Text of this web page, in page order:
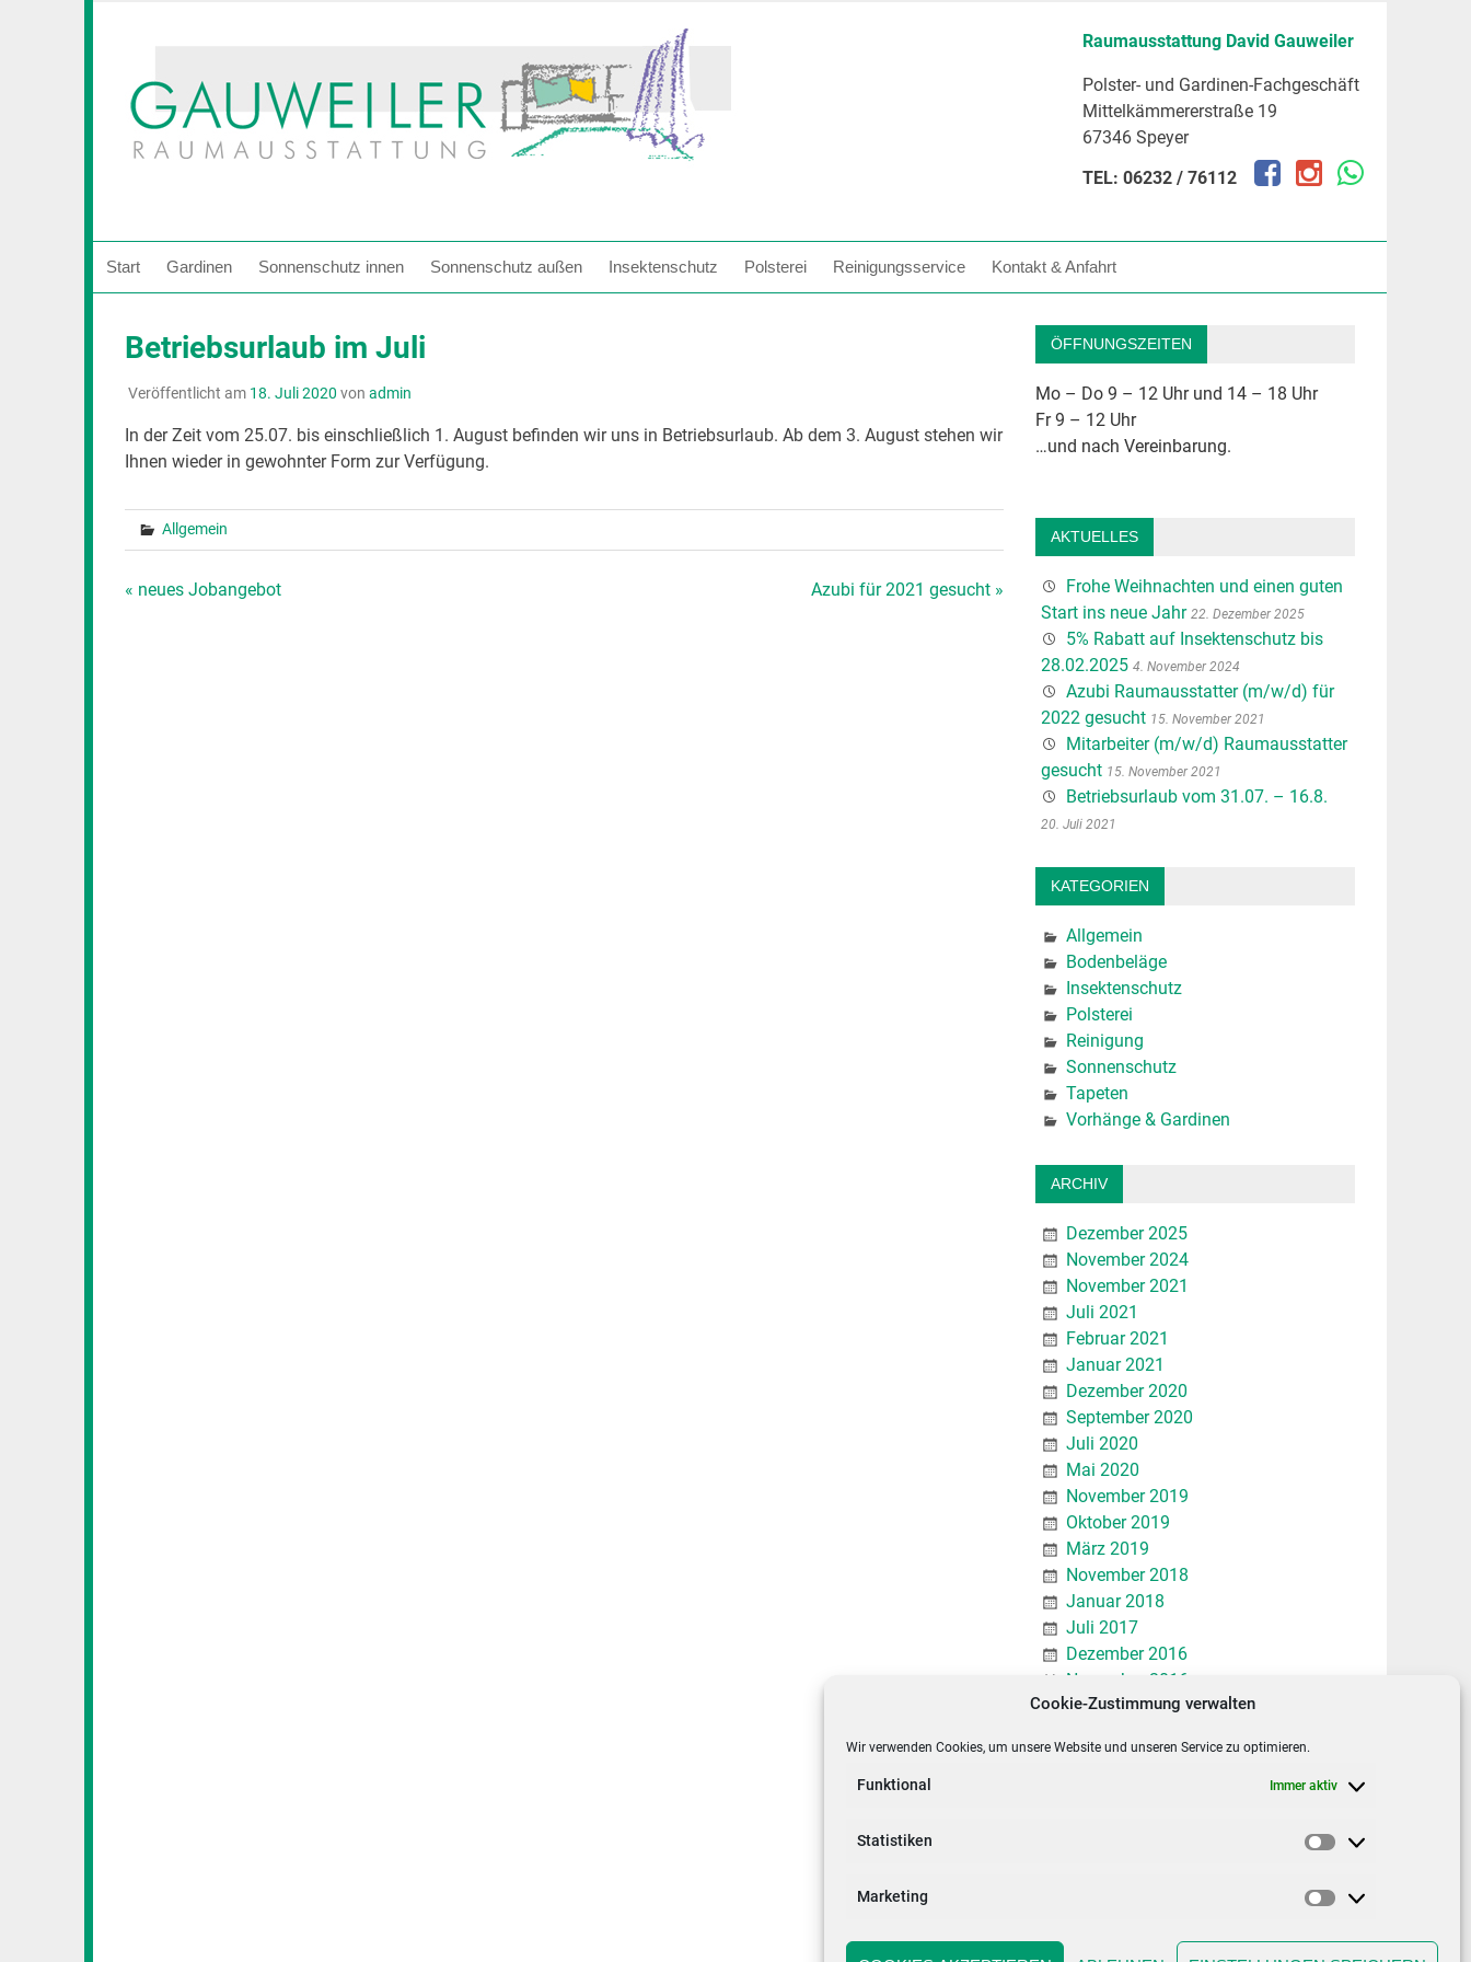
Cookie-Zustimmung verwalten
Wir verwenden Cookies, um unsere Website und unseren Service zu optimieren.
Funktional Immer aktiv
Statistiken
Statistiken
Marketing
Marketing
Raumausstattung David Gauweiler
Polster- und Gardinen-Fachgeschäft
Mittelkämmererstraße 19
67346 Speyer
TEL: 06232 / 76112
Start Gardinen Sonnenschutz innen Sonnenschutz außen Insektenschutz Polsterei Reinigungsservice Kontakt & Anfahrt
Betriebsurlaub im Juli
Veröffentlicht am 18. Juli 2020 von admin
In der Zeit vom 25.07. bis einschließlich 1. August befinden wir uns in Betriebsurlaub. Ab dem 3. August stehen wir
Ihnen wieder in gewohnter Form zur Verfügung.
Allgemein
Beitragsnavigation
« neues Jobangebot Azubi für 2021 gesucht »
ÖFFNUNGSZEITEN
Mo – Do 9 – 12 Uhr und 14 – 18 Uhr
Fr 9 – 12 Uhr
…und nach Vereinbarung.
AKTUELLES
Frohe Weihnachten und einen guten
Start ins neue Jahr 22. Dezember 2025
5% Rabatt auf Insektenschutz bis
28.02.2025 4. November 2024
Azubi Raumausstatter (m/w/d) für
2022 gesucht 15. November 2021
Mitarbeiter (m/w/d) Raumausstatter
gesucht 15. November 2021
Betriebsurlaub vom 31.07. – 16.8.
20. Juli 2021
KATEGORIEN
Allgemein
Bodenbeläge
Insektenschutz
Polsterei
Reinigung
Sonnenschutz
Tapeten
Vorhänge & Gardinen
ARCHIV
Dezember 2025
November 2024
November 2021
Juli 2021
Februar 2021
Januar 2021
Dezember 2020
September 2020
Juli 2020
Mai 2020
November 2019
Oktober 2019
März 2019
November 2018
Januar 2018
Juli 2017
Dezember 2016
November 2016
Januar 2016